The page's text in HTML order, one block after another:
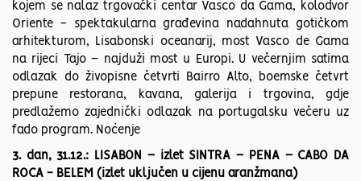
kojem se nalaz trgovački centar Vasco da Gama, kolodvor
Oriente - spektakularna građevina nadahnuta gotičkom
arhitekturom, Lisabonski oceanarij, most Vasco de Gama
na rijeci Tajo – najduži most u Europi. U večernjim satima
odlazak do živopisne četvrti Bairro Alto, boemske četvrt
prepune restorana, kavana, galerija i trgovina, gdje
predlažemo zajednički odlazak na portugalsku večeru uz
fado program. Noćenje
3. dan, 31.12.: LISABON – izlet SINTRA – PENA – CABO DA
ROCA - BELEM (izlet uključen u cijenu aranžmana)